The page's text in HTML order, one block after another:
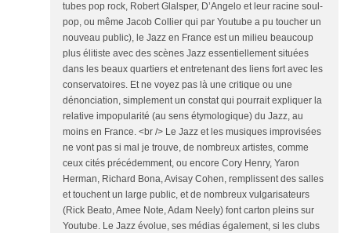
tubes pop rock, Robert Glalsper, D’Angelo et leur racine soul-
pop, ou même Jacob Collier qui par Youtube a pu toucher un
nouveau public), le Jazz en France est un milieu beaucoup
plus élitiste avec des scènes Jazz essentiellement situées
dans les beaux quartiers et entretenant des liens fort avec les
conservatoires. Et ne voyez pas là une critique ou une
dénonciation, simplement un constat qui pourrait expliquer la
relative impopularité (au sens étymologique) du Jazz, au
moins en France. <br /> Le Jazz et les musiques improvisées
ne vont pas si mal je trouve, de nombreux artistes, comme
ceux cités précédemment, ou encore Cory Henry, Yaron
Herman, Richard Bona, Avisay Cohen, remplissent des salles
et touchent un large public, et de nombreux vulgarisateurs
(Rick Beato, Amee Note, Adam Neely) font carton pleins sur
Youtube. Le Jazz évolue, ses médias également, si les clubs